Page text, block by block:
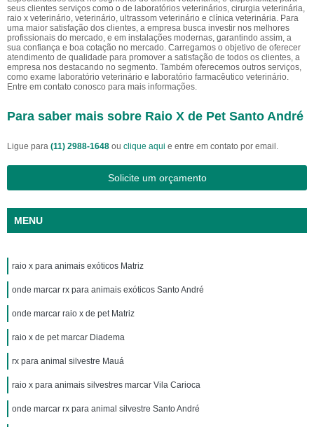
seus clientes serviços como o de laboratórios veterinários, cirurgia veterinária,
raio x veterinário, veterinário, ultrassom veterinário e clínica veterinária. Para
uma maior satisfação dos clientes, a empresa busca investir nos melhores
profissionais do mercado, e em instalações modernas, garantindo assim, a
sua confiança e boa cotação no mercado. Carregamos o objetivo de oferecer
atendimento de qualidade para promover a satisfação de todos os clientes, a
empresa nos destacando no segmento. Também oferecemos outros serviços,
como exame laboratório veterinário e laboratório farmacêutico veterinário.
Entre em contato conosco para mais informações.
Para saber mais sobre Raio X de Pet Santo André
Ligue para (11) 2988-1648 ou clique aqui e entre em contato por email.
Solicite um orçamento
MENU
raio x para animais exóticos Matriz
onde marcar rx para animais exóticos Santo André
onde marcar raio x de pet Matriz
raio x de pet marcar Diadema
rx para animal silvestre Mauá
raio x para animais silvestres marcar Vila Carioca
onde marcar rx para animal silvestre Santo André